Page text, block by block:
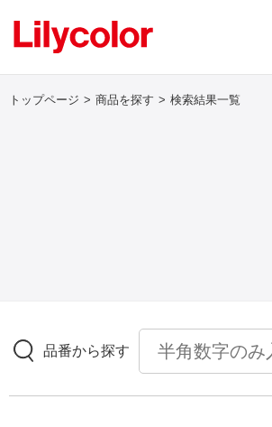
壁紙
トップページ 商品を探す 検索結果一覧
品番から探す